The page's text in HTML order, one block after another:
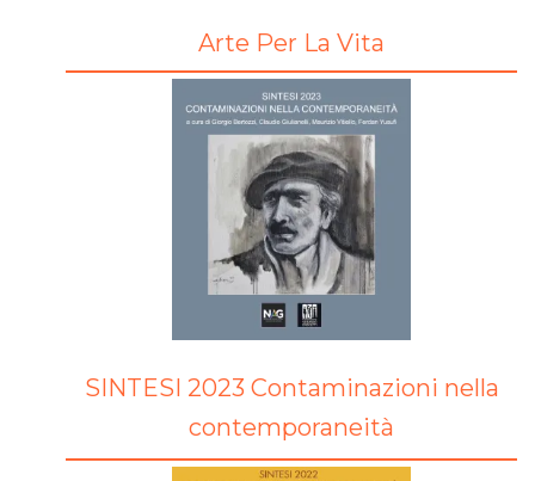
Arte Per La Vita
SINTESI 2023 Contaminazioni nella
contemporaneità